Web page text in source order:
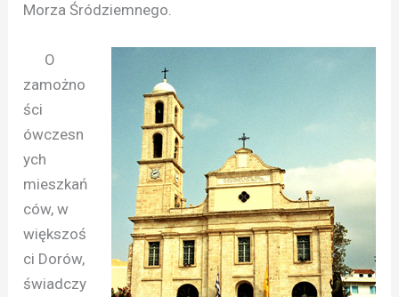
Morza Śródziemnego.
O
zamożno
ści
ówczesn
ych
mieszkań
ców, w
większoś
ci Dorów,
świadczy